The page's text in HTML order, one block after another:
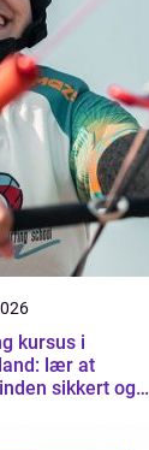
kursus i
lær at
sikkert og